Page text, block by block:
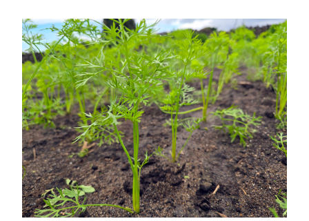
방풍나물
,
토종 물고구마 등등 다양한 제주의 토종 농산물
이 있습니다
. 공동체 언니들은
건강한 제철 채소, 토종 농산물들을 무제초제
,
무농약
,
무화학비료로 농사 짓기를 생활화하면서 친환경 비료와 자연
재료로 천연 살충제 등을 만들어 사용합니다
.
제주꾸러미에는 이러한 토종 농산물과 그것을 활용한 건강한 제철
반찬
,